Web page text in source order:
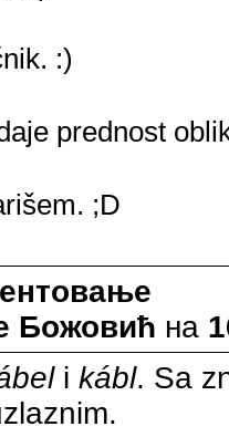
:)
prednost
;D
Божовић на
ikábl. Sa